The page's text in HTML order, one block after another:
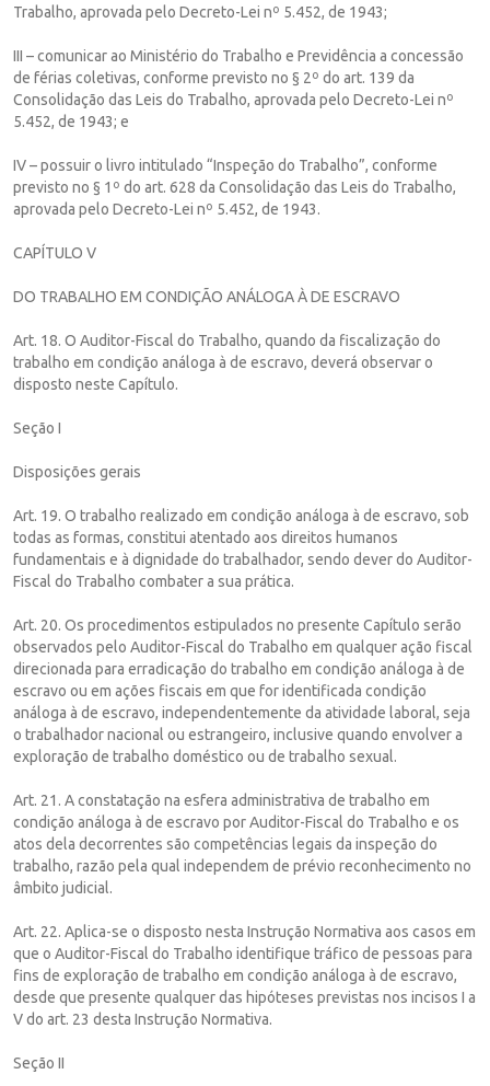
Trabalho, aprovada pelo Decreto-Lei nº 5.452, de 1943;
III – comunicar ao Ministério do Trabalho e Previdência a concessão
de férias coletivas, conforme previsto no § 2º do art. 139 da
Consolidação das Leis do Trabalho, aprovada pelo Decreto-Lei nº
5.452, de 1943; e
IV – possuir o livro intitulado “Inspeção do Trabalho”, conforme
previsto no § 1º do art. 628 da Consolidação das Leis do Trabalho,
aprovada pelo Decreto-Lei nº 5.452, de 1943.
CAPÍTULO V
DO TRABALHO EM CONDIÇÃO ANÁLOGA À DE ESCRAVO
Art. 18. O Auditor-Fiscal do Trabalho, quando da fiscalização do
trabalho em condição análoga à de escravo, deverá observar o
disposto neste Capítulo.
Seção I
Disposições gerais
Art. 19. O trabalho realizado em condição análoga à de escravo, sob
todas as formas, constitui atentado aos direitos humanos
fundamentais e à dignidade do trabalhador, sendo dever do Auditor-
Fiscal do Trabalho combater a sua prática.
Art. 20. Os procedimentos estipulados no presente Capítulo serão
observados pelo Auditor-Fiscal do Trabalho em qualquer ação fiscal
direcionada para erradicação do trabalho em condição análoga à de
escravo ou em ações fiscais em que for identificada condição
análoga à de escravo, independentemente da atividade laboral, seja
o trabalhador nacional ou estrangeiro, inclusive quando envolver a
exploração de trabalho doméstico ou de trabalho sexual.
Art. 21. A constatação na esfera administrativa de trabalho em
condição análoga à de escravo por Auditor-Fiscal do Trabalho e os
atos dela decorrentes são competências legais da inspeção do
trabalho, razão pela qual independem de prévio reconhecimento no
âmbito judicial.
Art. 22. Aplica-se o disposto nesta Instrução Normativa aos casos em
que o Auditor-Fiscal do Trabalho identifique tráfico de pessoas para
fins de exploração de trabalho em condição análoga à de escravo,
desde que presente qualquer das hipóteses previstas nos incisos I a
V do art. 23 desta Instrução Normativa.
Seção II